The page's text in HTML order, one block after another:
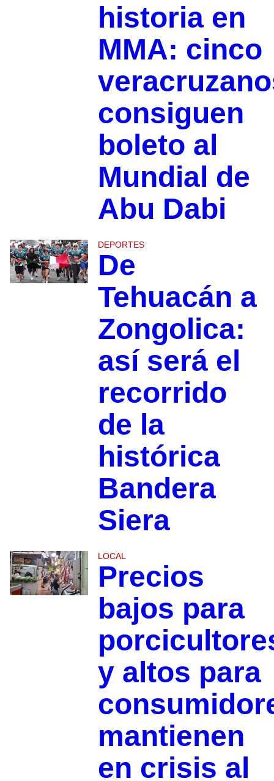
historia en
MMA: cinco
consiguen
boleto al
Mundial de
Abu Dabi
DEPORTES
De
Tehuacán a
Zongolica:
así será el
recorrido
de la
histórica
Bandera
Siera
LOCAL
Precios
bajos para
y altos para
mantienen
en crisis al